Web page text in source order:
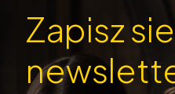
Zapisz